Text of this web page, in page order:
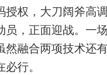
授权，大刀阔斧高
员，正面迎战。一
然融合两项技术还
行。